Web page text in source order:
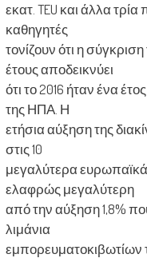
εκατ. TEU και άλλα τρία
καθηγητές
τονίζουν ότι η
έτους αποδεικνύει
ότι το 2016 ήταν ένα
της ΗΠΑ. Η
ετήσια αύξηση της
στις 10
μεγαλύτερα ευρωπαϊκά
ελαφρώς μεγαλύτερη
από την αύξηση 1,8%
λιμάνια